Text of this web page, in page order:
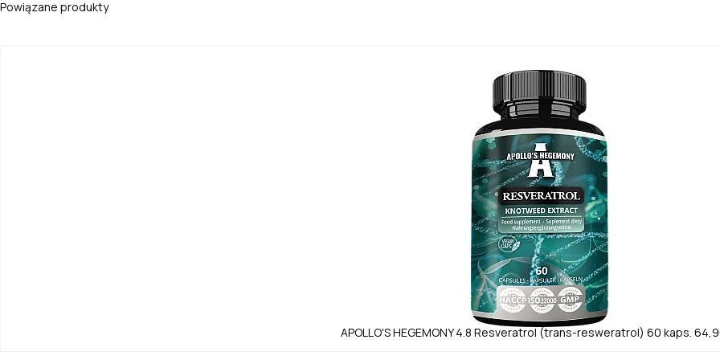
Powiązane produkty
APOLLO'S HEGEMONY 4.8 Resveratrol (trans-resweratrol) 60 kaps.